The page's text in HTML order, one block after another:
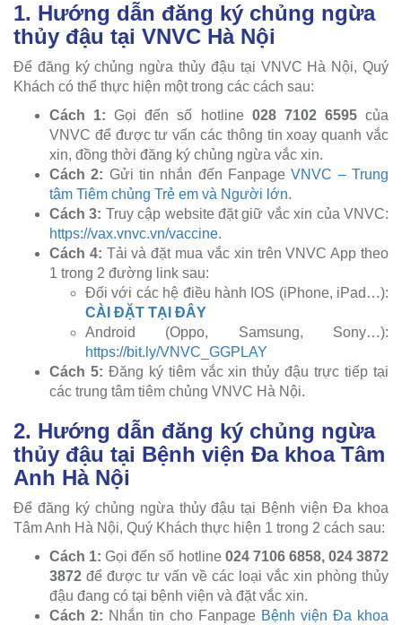
1. Hướng dẫn đăng ký chủng ngừa
thủy đậu tại VNVC Hà Nội
Để đăng ký chủng ngừa thủy đậu tại VNVC Hà Nội, Quý
Khách có thể thực hiện một trong các cách sau:
Cách 1: Gọi đến số hotline 028 7102 6595của
VNVC để được tư vấn các thông tin xoay quanh vắc
xin, đồng thời đăng ký chủng ngừa vắc xin.
Cách 2: Gửi tin nhắn đến FanpageVNVC – Trung
tâm Tiêm chủng Trẻ em và Người lớn.
Cách 3: Truy cập website đặt giữ vắc xin của VNVC:
https://vax.vnvc.vn/vaccine.
Cách 4: Tải và đặt mua vắc xin trên VNVC App theo
1 trong 2 đường link sau:
Đối với các hệ điều hành IOS (iPhone, iPad…):
CÀI ĐẶT TẠI ĐÂY
Android (Oppo, Samsung, Sony…):
https://bit.ly/VNVC_GGPLAY
Cách 5: Đăng ký tiêm vắc xin thủy đậu trực tiếp tại
các trung tâm tiêm chủng VNVC Hà Nội.
2. Hướng dẫn đăng ký chủng ngừa
thủy đậu tại Bệnh viện Đa khoa Tâm
Anh Hà Nội
Để đăng ký chủng ngừa thủy đậu tại Bệnh viện Đa khoa
Tâm Anh Hà Nội, Quý Khách thực hiện 1 trong 2 cách sau:
Cách 1: Gọi đến số hotline 024 7106 6858, 024 3872
3872 để được tư vấn về các loại vắc xin phòng thủy
đậu đang có tại bệnh viện và đặt vắc xin.
Cách 2: Nhắn tin cho Fanpage Bệnh viện Đa khoa